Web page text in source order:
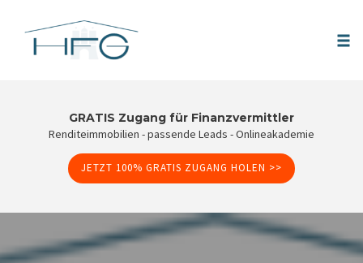
GRATIS Zugang für Finanzvermittler
Renditeimmobilien - passende Leads - Onlineakademie
JETZT 100% GRATIS ZUGANG HOLEN >>